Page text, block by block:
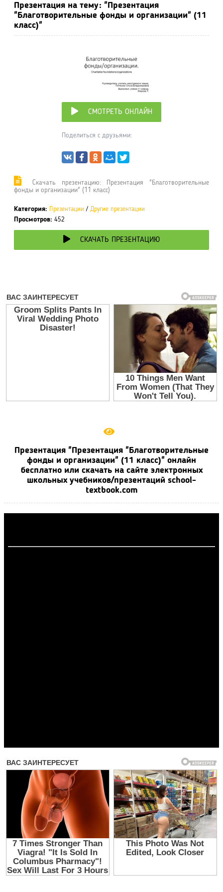
Презентация на тему: "Презентация
"Благотворительные фонды и организации" (11
класс)"
СМОТРЕТЬ ОНЛАЙН
Поделиться с друзьями:
Cкачать презентацию: Презентация "Благотворительные
фонды и организации" (11 класс)
Категория: Презентации / Другие презентации
Просмотров: 452
СКАЧАТЬ ПРЕЗЕНТАЦИЮ
Презентация "Презентация "Благотворительные
фонды и организации" (11 класс)" онлайн
бесплатно или скачать на сайте электронных
школьных учебников/презентаций school-
textbook.com